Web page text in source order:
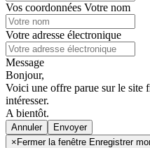
Vos coordonnées Votre nom
Votre adresse électronique
Message
Bonjour,
Voici une offre parue sur le site
intéresser.
A bientôt.
Annuler
×Fermer la fenêtre Enregistrer